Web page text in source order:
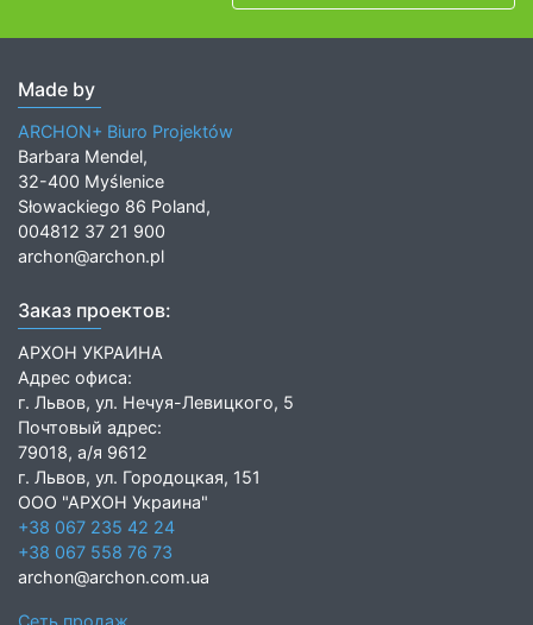
Made by
ARCHON+ Biuro Projektów
Barbara Mendel,
32-400 Myślenice
Słowackiego 86 Poland,
004812 37 21 900
archon@archon.pl
Заказ проектов:
АРХОН УКРАИНА
Адрес офиса:
г. Львов, ул. Нечуя-Левицкого, 5
Почтовый адрес:
79018, а/я 9612
г. Львов, ул. Городоцкая, 151
ООО "АРХОН Украина"
+38 067 235 42 24
+38 067 558 76 73
archon@archon.com.ua
Сеть продаж